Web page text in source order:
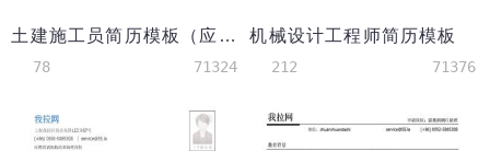
土建施工员简历模板（应届生初级岗位）
78 71324
机械设计工程师简历模板
212 71376